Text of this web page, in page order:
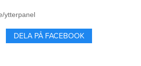
DELA PÅ FACEBOOK